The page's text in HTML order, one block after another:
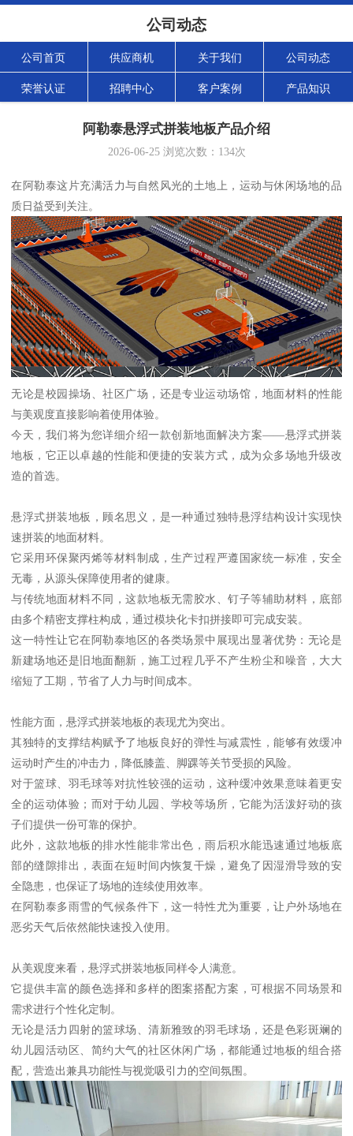
公司动态
公司首页 供应商机 关于我们 公司动态
荣誉认证 招聘中心 客户案例 产品知识
阿勒泰悬浮式拼装地板产品介绍
2026-06-25浏览次数： 134次
在阿勒泰这片充满活力与自然风光的土地上，运动与休闲场地的品
质日益受到关注。
无论是校园操场、社区广场，还是专业运动场馆，地面材料的性能
与美观度直接影响着使用体验。
今天，我们将为您详细介绍一款创新地面解决方案——悬浮式拼装
地板，它正以卓越的性能和便捷的安装方式，成为众多场地升级改
造的首选。
悬浮式拼装地板，顾名思义，是一种通过独特悬浮结构设计实现快
速拼装的地面材料。
它采用环保聚丙烯等材料制成，生产过程严遵国家统一标准，安全
无毒，从源头保障使用者的健康。
与传统地面材料不同，这款地板无需胶水、钉子等辅助材料，底部
由多个精密支撑柱构成，通过模块化卡扣拼接即可完成安装。
这一特性让它在阿勒泰地区的各类场景中展现出显著优势：无论是
新建场地还是旧地面翻新，施工过程几乎不产生粉尘和噪音，大大
缩短了工期，节省了人力与时间成本。
性能方面，悬浮式拼装地板的表现尤为突出。
其独特的支撑结构赋予了地板良好的弹性与减震性，能够有效缓冲
运动时产生的冲击力，降低膝盖、脚踝等关节受损的风险。
对于篮球、羽毛球等对抗性较强的运动，这种缓冲效果意味着更安
全的运动体验；而对于幼儿园、学校等场所，它能为活泼好动的孩
子们提供一份可靠的保护。
此外，这款地板的排水性能非常出色，雨后积水能迅速通过地板底
部的缝隙排出，表面在短时间内恢复干燥，避免了因湿滑导致的安
全隐患，也保证了场地的连续使用效率。
在阿勒泰多雨雪的气候条件下，这一特性尤为重要，让户外场地在
恶劣天气后依然能快速投入使用。
从美观度来看，悬浮式拼装地板同样令人满意。
它提供丰富的颜色选择和多样的图案搭配方案，可根据不同场景和
需求进行个性化定制。
无论是活力四射的篮球场、清新雅致的羽毛球场，还是色彩斑斓的
幼儿园活动区、简约大气的社区休闲广场，都能通过地板的组合搭
配，营造出兼具功能性与视觉吸引力的空间氛围。